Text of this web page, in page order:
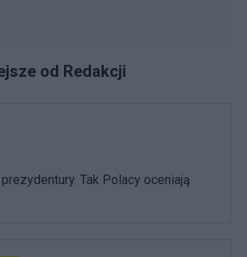
od Redakcji
Tak Polacy oceniają